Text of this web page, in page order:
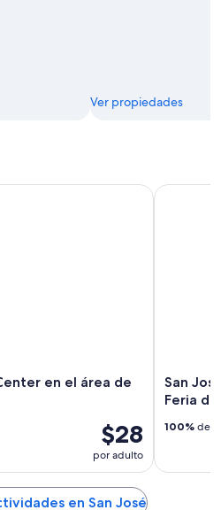
Ver propiedades
en el área de
$28
por adulto
en el área de la bahía
San
Feria
100% de
San José:
en San José